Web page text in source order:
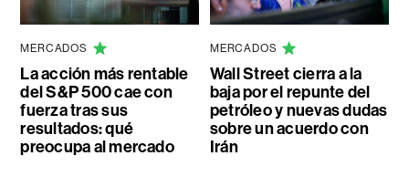
MERCADOS
La acción más rentable
del S&P 500 cae con
fuerza tras sus
resultados: qué
preocupa al mercado
MERCADOS
Wall Street cierra a la
baja por el repunte del
petróleo y nuevas dudas
sobre un acuerdo con
Irán